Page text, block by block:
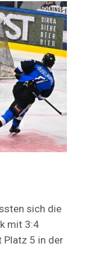
sich die
mit 3:4
Platz 5 in der